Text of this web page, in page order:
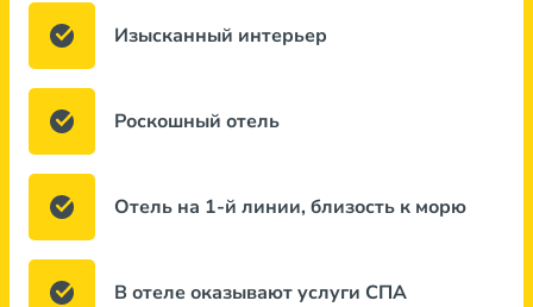
Изысканный интерьер
Роскошный отель
Отель на 1-й линии, близость к морю
В отеле оказывают услуги СПА